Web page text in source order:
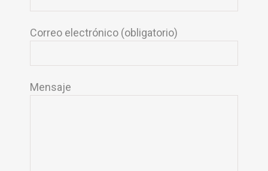
Correo electrónico (obligatorio)
Mensaje